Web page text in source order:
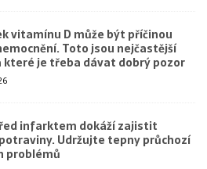
vitamínu D může být příčinou
Toto jsou nejčastější
které je třeba dávat dobrý pozor
infarktem dokáží zajistit
Udržujte tepny průchozí
problémů